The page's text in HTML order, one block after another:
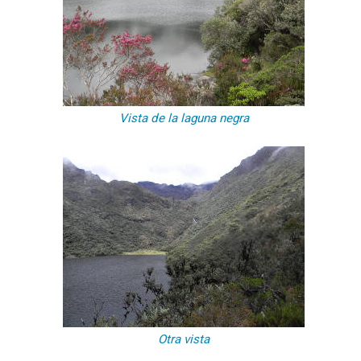
Vista de la laguna negra
Otra vista